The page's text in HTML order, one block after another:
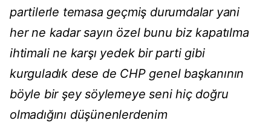
partilerle temasa geçmiş durumdalar yani
her ne kadar sayın özel bunu biz kapatılma
ihtimali ne karşı yedek bir parti gibi
kurguladık dese de CHP genel başkanının
böyle bir şey söylemeye seni hiç doğru
olmadığını düşünenlerdenim